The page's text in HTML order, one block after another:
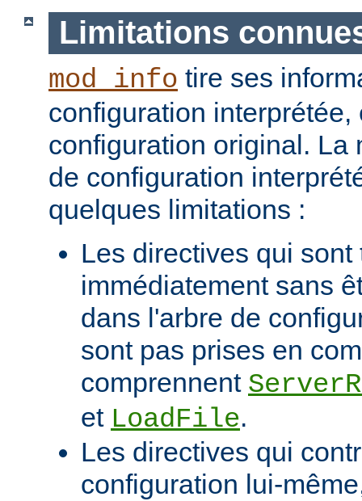
Limitations
mod_info tire ses
configuration
configuration original. La
de configuration
quelques limitations :
Les directives qui sont
immédiatement sans
dans l'arbre de
sont pas prises en
comprennent
et LoadFile.
Les directives qui
configuration lui-